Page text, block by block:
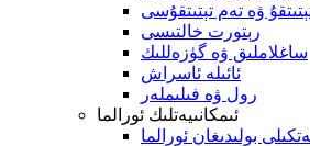
ۋە تەم تېتىتقۇسى
رېتورت خالتىسى
ساغلاملىق ۋە گۈزەللىك
ئائىلە ئاسراش
رول ۋە فىلىملەر
ئىمكانىيەتلىك ئورالما
بولىدىغان ئورالما